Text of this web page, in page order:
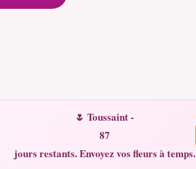
🌷 Toussaint -
87
jours restants. Envoyez vos fleurs à temps.